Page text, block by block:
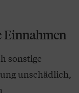
Einnahmen
sonstige
unschädlich,